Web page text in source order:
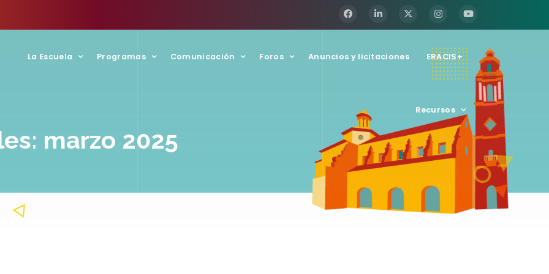
La Escuela Programas Comunicación Foros Anuncios y licitaciones ERACIS+
Recursos
marzo 2025